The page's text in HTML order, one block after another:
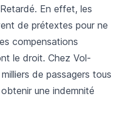
En effet, les
de prétextes pour ne
compensations
le droit. Chez Vol-
de passagers tous
une indemnité